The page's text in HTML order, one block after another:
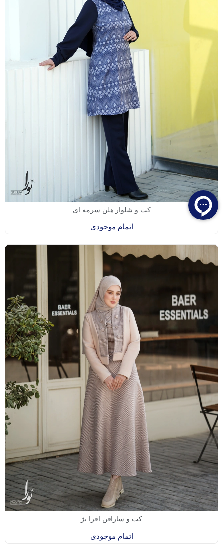
کت و شلوار هلن سرمه ای
اتمام موجودی
کت و سارافن افرا بژ
اتمام موجودی